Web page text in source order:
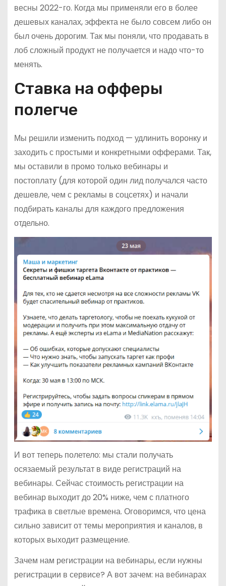
весны 2022-го. Когда мы применяли его в более
дешевых каналах, эффекта не было совсем либо он
был очень дорогим. Так мы поняли, что продавать в
лоб сложный продукт не получается и надо что-то
менять.
Ставка на офферы
полегче
Мы решили изменить подход — удлинить воронку и
заходить с простыми и конкретными офферами. Так,
мы оставили в промо только вебинары и
постоплату (для которой один лид получался часто
дешевле, чем с рекламы в соцсетях) и начали
подбирать каналы для каждого предложения
отдельно.
И вот теперь полетело: мы стали получать
осязаемый результат в виде регистраций на
вебинары. Сейчас стоимость регистрации на
вебинар выходит до 20% ниже, чем с платного
трафика в светлые времена. Оговоримся, что цена
сильно зависит от темы мероприятия и каналов, в
которых выходит размещение.
Зачем нам регистрации на вебинары, если нужны
регистрации в сервисе? А вот зачем: на вебинарах